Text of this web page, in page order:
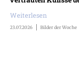
Weiterlesen
23.07.2026 Bilder der Woche